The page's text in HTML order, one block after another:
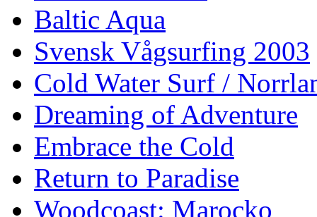
Baltic Aqua
Svensk Vågsurfing 2003
Cold Water Surf /
Dreaming of Adventure
Embrace the Cold
Return to Paradise
Woodcoast: Marocko